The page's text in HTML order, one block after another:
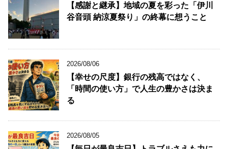
【感謝と継承】地域の夏を彩った「伊川
谷音頭 納涼夏祭り」の終幕に想うこと
2026/08/06
【幸せの尺度】銀行の残高ではなく、
「時間の使い方」で人生の豊かさは決ま
る
2026/08/05